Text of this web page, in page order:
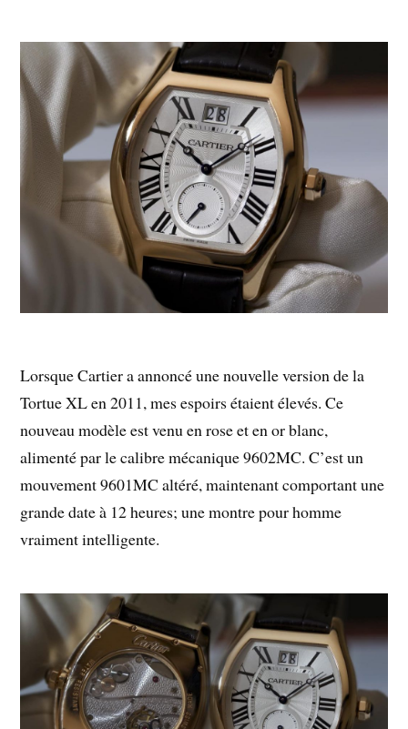
Lorsque Cartier a annoncé une nouvelle version de la
Tortue XL en 2011, mes espoirs étaient élevés. Ce
nouveau modèle est venu en rose et en or blanc,
alimenté par le calibre mécanique 9602MC. C’est un
mouvement 9601MC altéré, maintenant comportant une
grande date à 12 heures; une montre pour homme
vraiment intelligente.